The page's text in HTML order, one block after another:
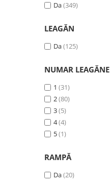
Da(349)
LEAGĂN
Da(125)
NUMAR LEAGĂNE
1 (31)
2(80)
3(5)
4(4)
5(1)
RAMPĂ
Da(20)